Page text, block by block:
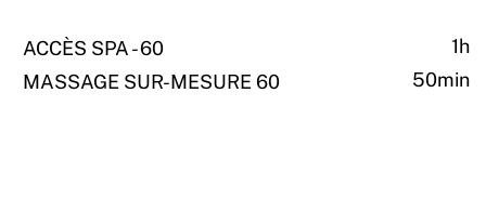
ACCÈS SPA - 60
1h
MASSAGE SUR-MESURE 60
50min